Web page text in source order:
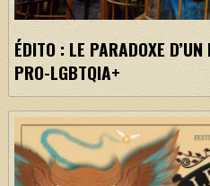
ÉDITO : LE PARADOXE
PRO-LGBTQIA+